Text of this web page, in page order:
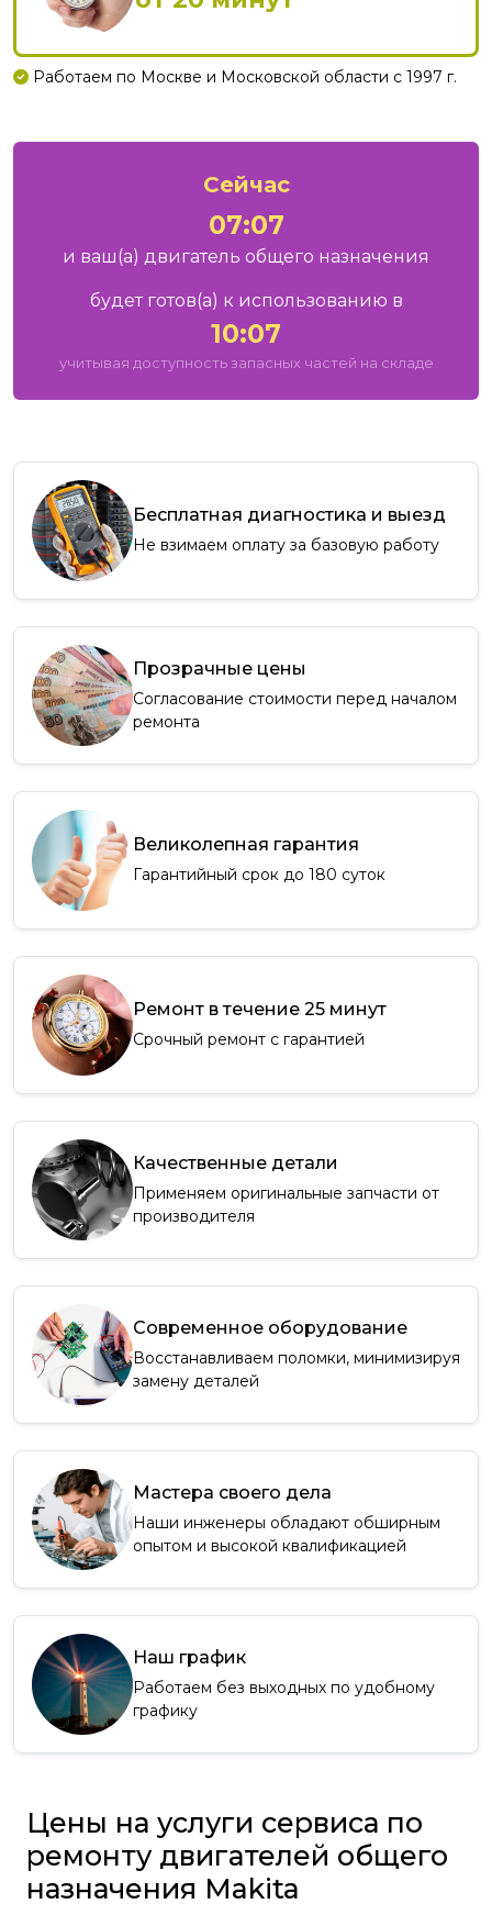
Работаем по Москве и Московской области с 1997 г.
Сейчас
07:07
и ваш(а) двигатель общего назначения
будет готов(а) к использованию в
10:07
учитывая доступность запасных частей на складе
Бесплатная диагностика и выезд
Не взимаем оплату за базовую работу
Прозрачные цены
Согласование стоимости перед началом
ремонта
Великолепная гарантия
Гарантийный срок до 180 суток
Ремонт в течение 25 минут
Срочный ремонт с гарантией
Качественные детали
Применяем оригинальные запчасти от
производителя
Современное оборудование
Восстанавливаем поломки, минимизируя
замену деталей
Мастера своего дела
Наши инженеры обладают обширным
опытом и высокой квалификацией
Наш график
Работаем без выходных по удобному
графику
Цены на услуги сервиса по
ремонту двигателей общего
назначения Makita